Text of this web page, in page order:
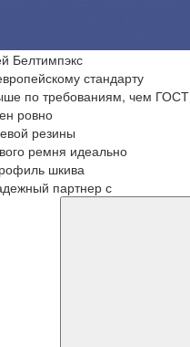
Белтимпэкс
стандарту
по требованиям, чем ГОСТ
ровно
резины
ремня идеально
шкива
партнер с